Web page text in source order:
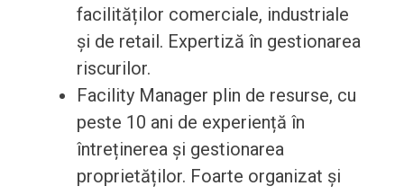
facilităților comerciale, industriale
și de retail. Expertiză în gestionarea
riscurilor.
Facility Manager plin de resurse, cu
peste 10 ani de experiență în
întreținerea și gestionarea
proprietăților. Foarte organizat și